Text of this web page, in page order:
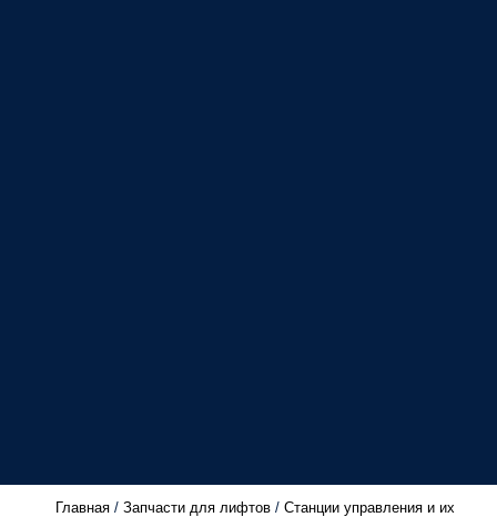
Главная / Запчасти для лифтов / Станции управления и их